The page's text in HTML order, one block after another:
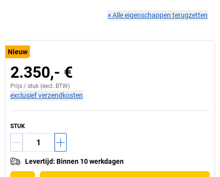
×Alle eigenschappen terugzetten
Nieuw
2.350,- €
Prijs / stuk (excl. BTW)
exclusief verzendkosten
STUK
Levertijd: Binnen 10 werkdagen